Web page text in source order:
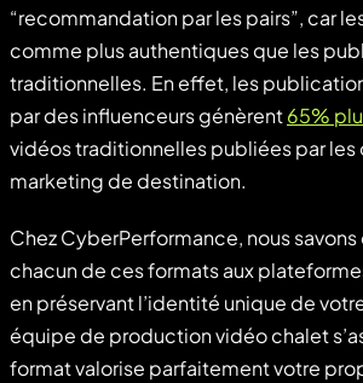
“recommandation par les pairs”, car
comme plus authentiques que les
traditionnelles. En effet, les
par des influenceurs génèrent65%
vidéos traditionnelles publiées par les
marketing de destination.
Chez CyberPerformance, nous
chacun de ces formats aux
en préservant l’identité unique de
équipe de production vidéo chalet
format valorise parfaitement votre